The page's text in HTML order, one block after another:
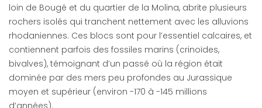
loin de Bougé et du quartier de la Molina, abrite plusieurs
rochers isolés qui tranchent nettement avec les alluvions
rhodaniennes. Ces blocs sont pour l’essentiel calcaires, et
contiennent parfois des fossiles marins (crinoïdes,
bivalves), témoignant d’un passé où la région était
dominée par des mers peu profondes au Jurassique
moyen et supérieur (environ -170 à -145 millions
d’années).